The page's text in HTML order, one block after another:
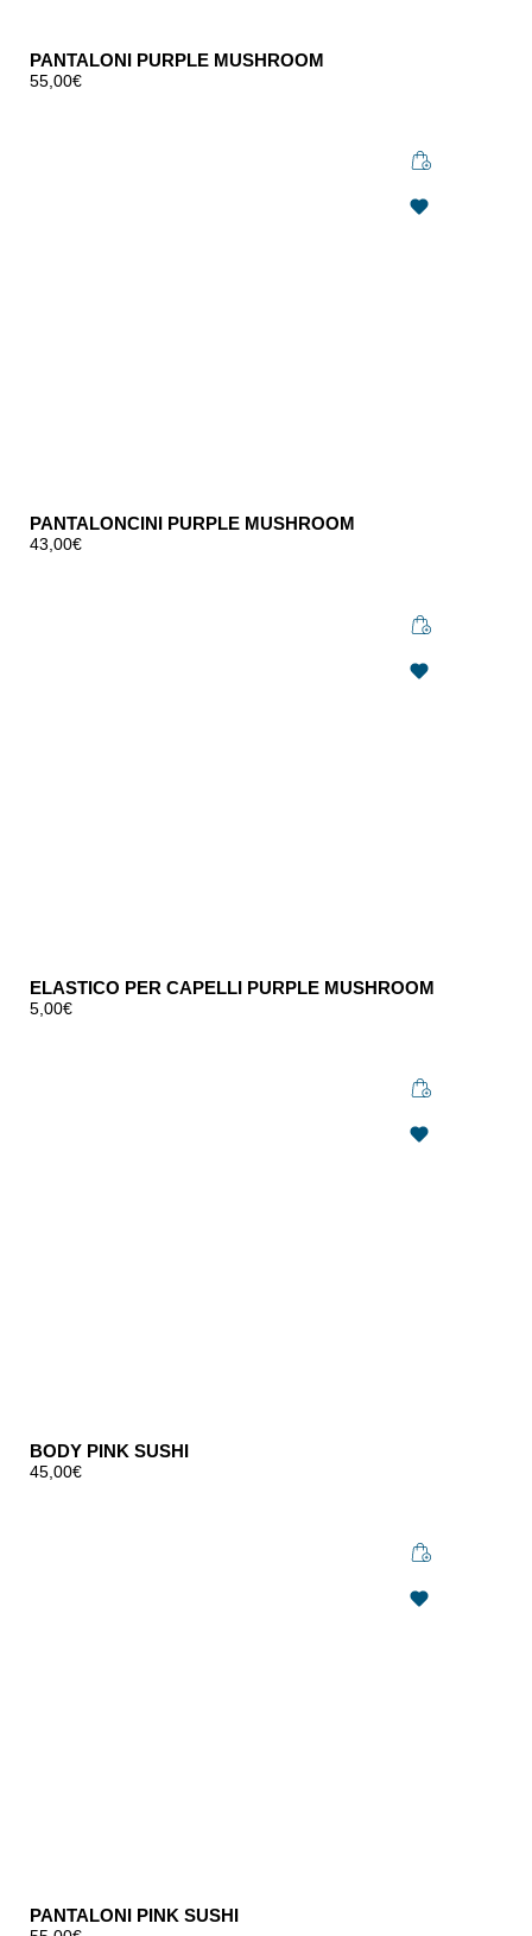
PANTALONI PURPLE MUSHROOM
55,00€
PANTALONCINI PURPLE MUSHROOM
43,00€
ELASTICO PER CAPELLI PURPLE MUSHROOM
5,00€
BODY PINK SUSHI
45,00€
PANTALONI PINK SUSHI